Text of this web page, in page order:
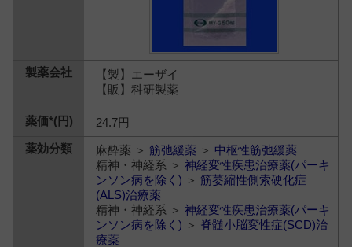
【製】エーザイ
【販】科研製薬
24.7円
麻酔薬 ＞ 筋弛緩薬 ＞ 中枢性筋弛緩薬
精神・神経系 ＞神経変性疾患治療薬(パーキ
ンソン病を除く) ＞ 筋萎縮性側索硬化症
(ALS)治療薬
精神・神経系 ＞神経変性疾患治療薬(パーキ
ンソン病を除く) ＞ 脊髄小脳変性症(SCD)治
療薬